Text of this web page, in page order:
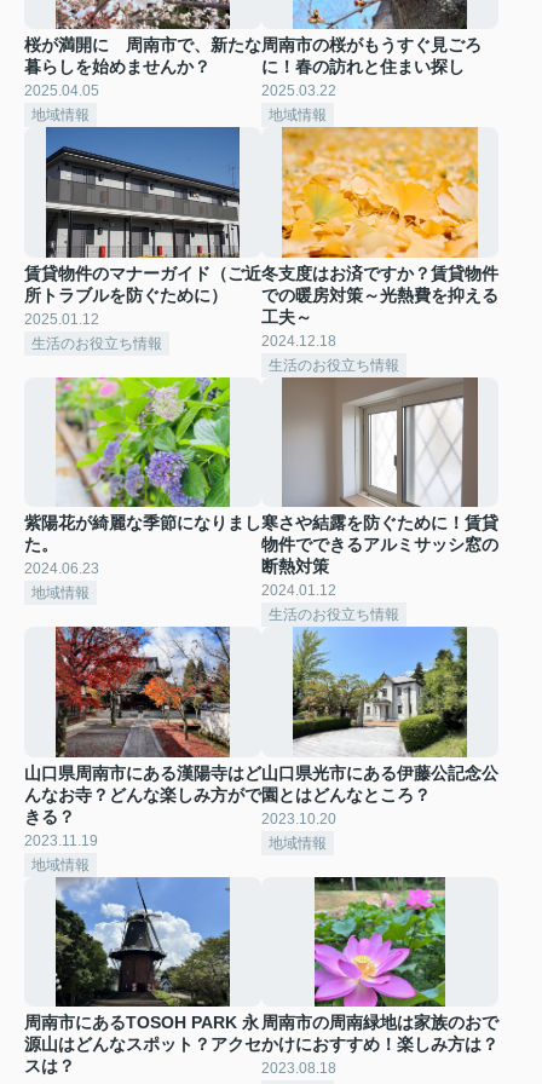
桜が満開に 周南市で、新たな
暮らしを始めませんか？
2025.04.05
地域情報
周南市の桜がもうすぐ見ごろ
に！春の訪れと住まい探し
2025.03.22
地域情報
賃貸物件のマナーガイド（ご近
所トラブルを防ぐために）
2025.01.12
生活のお役立ち情報
冬支度はお済ですか？賃貸物件
での暖房対策～光熱費を抑える
工夫～
2024.12.18
生活のお役立ち情報
紫陽花が綺麗な季節になりまし
た。
2024.06.23
地域情報
寒さや結露を防ぐために！賃貸
物件でできるアルミサッシ窓の
断熱対策
2024.01.12
生活のお役立ち情報
山口県周南市にある漢陽寺はど
んなお寺？どんな楽しみ方がで
きる？
2023.11.19
地域情報
山口県光市にある伊藤公記念公
園とはどんなところ？
2023.10.20
地域情報
周南市にあるTOSOH PARK 永
源山はどんなスポット？アクセ
スは？
周南市の周南緑地は家族のおで
かけにおすすめ！楽しみ方は？
2023.08.18